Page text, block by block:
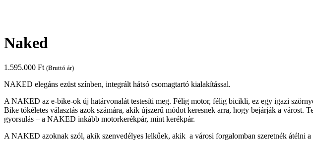
Naked
1.595.000 Ft (Bruttó ár)
NAKED elegáns ezüst színben, integrált hátsó csomagtartó kialakítással.
A NAKED az e-bike-ok új határvonalát testesíti meg. Félig motor, félig bicikli, ez egy igazi
Bike tökéletes választás azok számára, akik újszerű módot keresnek arra, hogy bejárják a
gyorsulás – a NAKED inkább motorkerékpár, mint kerékpár.
A NAKED azoknak szól, akik szenvedélyes lelkűek, akik a városi forgalomban szeretnék átélni a